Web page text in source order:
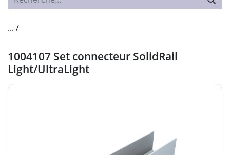
... /
1004107 Set connecteur SolidRail
Light/UltraLight